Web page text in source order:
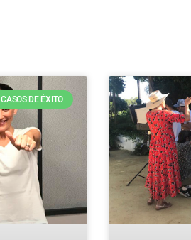
CASOS DE ÉXITO